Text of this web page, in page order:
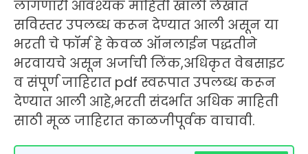
लागणारी आवश्यक माहिती खाली लेखात
सविस्तर उपलब्ध करून देण्यात आली असून या
भरती चे फॉर्म हे केवळ ऑनलाईन पद्धतीने
भरवायचे असून अर्जाची लिंक,अधिकृत वेबसाइट
व संपूर्ण जाहिरात pdf स्वरूपात उपलब्ध करून
देण्यात आली आहे,भरती संदर्भात अधिक माहिती
साठी मूळ जाहिरात काळजीपूर्वक वाचावी.